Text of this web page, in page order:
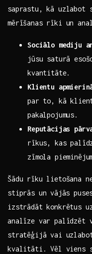
saprastu,‍ kā uzlabot​
mērīšanas rīki un
Sociālo​ mediju
jūsu saturā
kvantitāte.
Klientu
par to, kā
pakalpojumus.
Reputācijas
‌rīkus, kas
zīmola
Šādu rīku lietošana
stiprās un⁢ vājās
izstrādāt konkrētus
analīze var palīdzēt
stratēģijā vai
kvalitāti. ​Vēl viens